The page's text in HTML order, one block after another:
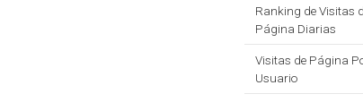
Ranking de Visitas
Página Diarias
Visitas de Página
Usuario